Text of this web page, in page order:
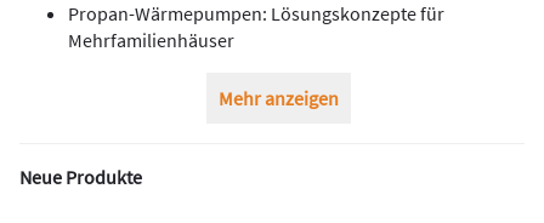
Propan-Wärmepumpen: Lösungskonzepte für
Mehrfamilienhäuser
Mehr anzeigen
Neue Produkte